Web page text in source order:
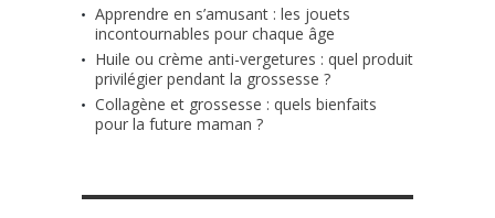
Apprendre en s’amusant : les jouets
incontournables pour chaque âge
Huile ou crème anti-vergetures : quel produit
privilégier pendant la grossesse ?
Collagène et grossesse : quels bienfaits
pour la future maman ?